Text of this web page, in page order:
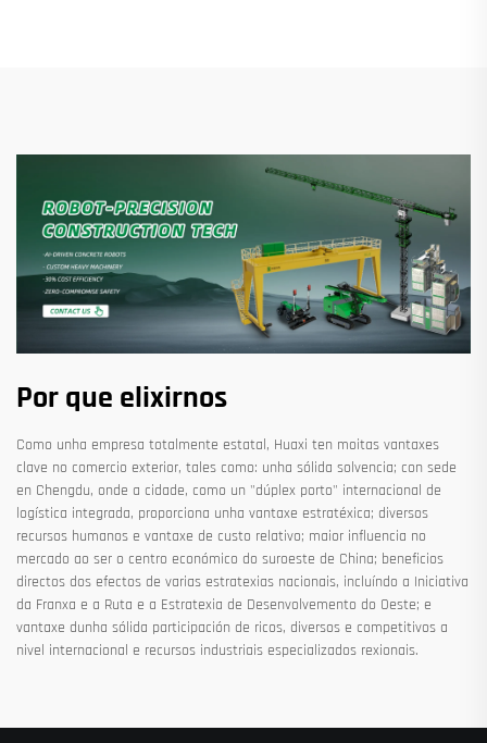
Por que elixirnos
Como unha empresa totalmente estatal, Huaxi ten moitas vantaxes
clave no comercio exterior, tales como: unha sólida solvencia; con sede
en Chengdu, onde a cidade, como un "dúplex porto" internacional de
logística integrada, proporciona unha vantaxe estratéxica; diversos
recursos humanos e vantaxe de custo relativo; maior influencia no
mercado ao ser o centro económico do suroeste de China; beneficios
directos dos efectos de varias estratexias nacionais, incluíndo a Iniciativa
da Franxa e a Ruta e a Estratexia de Desenvolvemento do Oeste; e
vantaxe dunha sólida participación de ricos, diversos e competitivos a
nivel internacional e recursos industriais especializados rexionais.